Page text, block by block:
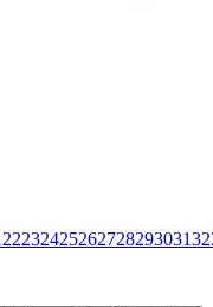
2223242526272829303132